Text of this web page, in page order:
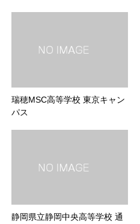
瑞穂MSC高等学校 東京キャン
パス
静岡県立静岡中央高等学校 通